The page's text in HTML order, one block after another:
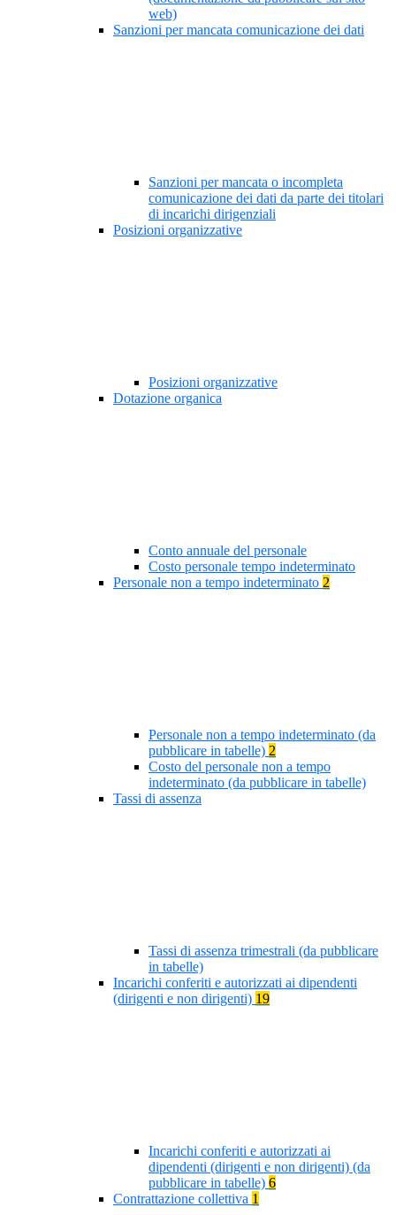
web)
Sanzioni per mancata comunicazione dei dati
Sanzioni per mancata o incompleta
comunicazione dei dati da parte dei titolari
di incarichi dirigenziali
Posizioni organizzative
Posizioni organizzative
Dotazione organica
Conto annuale del personale
Costo personale tempo indeterminato
Personale non a tempo indeterminato 2
Personale non a tempo indeterminato (da
pubblicare in tabelle) 2
Costo del personale non a tempo
indeterminato (da pubblicare in tabelle)
Tassi di assenza
Tassi di assenza trimestrali (da pubblicare
in tabelle)
Incarichi conferiti e autorizzati ai dipendenti
(dirigenti e non dirigenti) 19
Incarichi conferiti e autorizzati ai
dipendenti (dirigenti e non dirigenti) (da
pubblicare in tabelle) 6
Contrattazione collettiva 1